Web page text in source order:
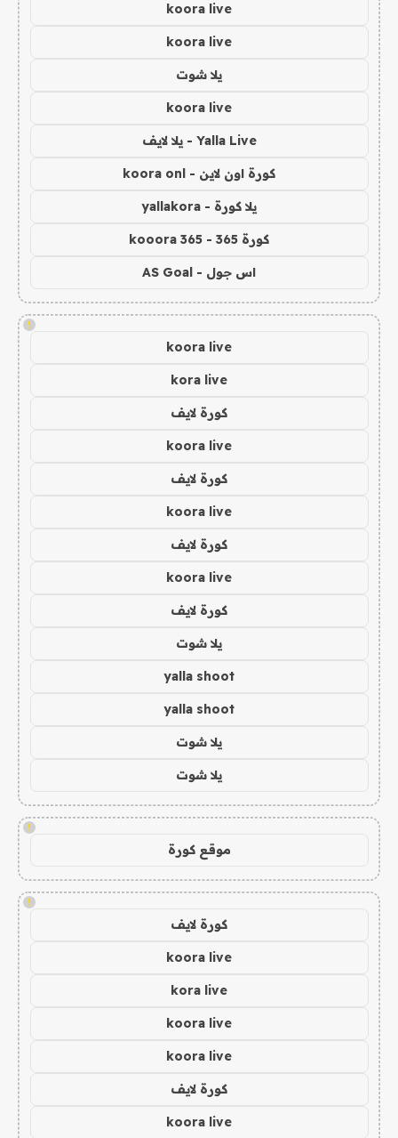
koora live
koora live
يلا شوت
koora live
Yalla Live - يلا لايف
كورة اون لاين - koora onl
يلا كورة - yallakora
كورة 365 - kooora 365
اس جول - AS Goal
!
koora live
kora live
كورة لايف
koora live
كورة لايف
koora live
كورة لايف
koora live
كورة لايف
يلا شوت
yalla shoot
yalla shoot
يلا شوت
يلا شوت
!
موقع كورة
!
كورة لايف
koora live
kora live
koora live
koora live
كورة لايف
koora live